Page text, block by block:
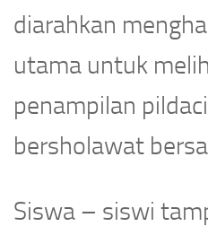
diarahkan
utama untuk
penampilan
bersholawat
Siswa – siswi